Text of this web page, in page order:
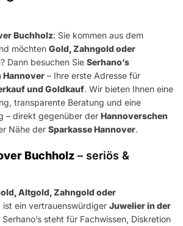
Buchholz: Sie kommen aus dem
möchten Gold, Zahngold oder
Dann besuchen Sie Serhano’s
Hannover – Ihre erste Adresse für
und Goldkauf. Wir bieten Ihnen eine
transparente Beratung und eine
– direkt gegenüber der Hannoverschen
Nähe der Sparkasse Hannover.
Buchholz – seriös &
Altgold, Zahngold oder
ist ein vertrauenswürdiger Juwelier in der
steht für Fachwissen, Diskretion